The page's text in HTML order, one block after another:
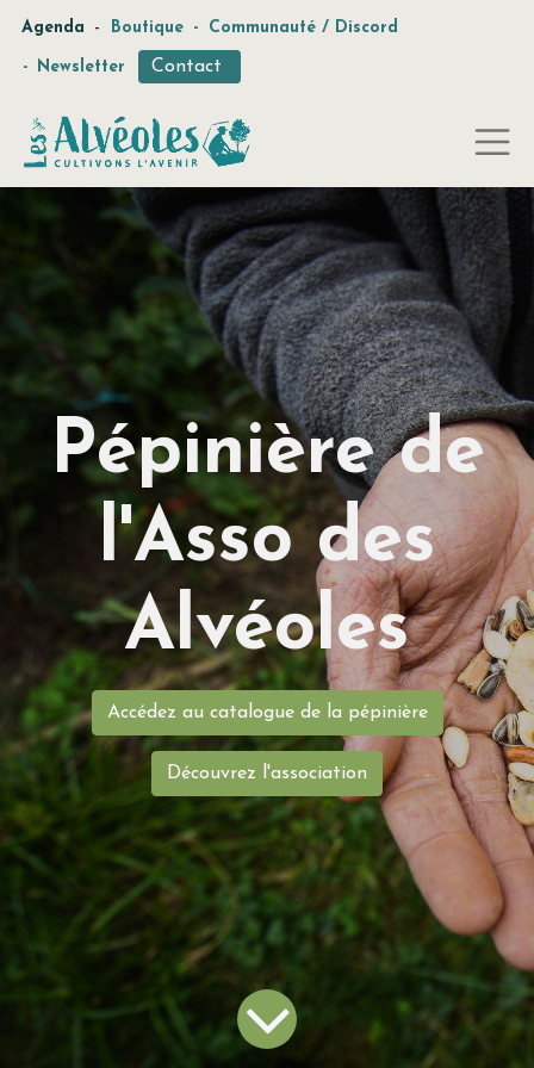
Agenda - Boutique - Communauté / Discord
- Newsletter Contact
Pépinière de
l'Asso des
Alvéoles
Accédez au catalogue de la pépinière
Découvrez l'association